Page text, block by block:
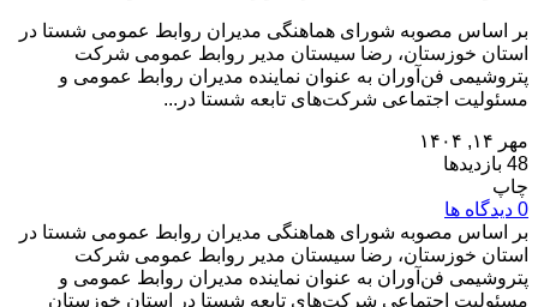
بر اساس مصوبه شورای هماهنگی مدیران روابط عمومی شستا در
استان خوزستان، رضا سیستان مدیر روابط عمومی شرکت
پتروشیمی فن‌آوران به عنوان نماینده مدیران روابط عمومی و
مسئولیت اجتماعی شرکت‌های تابعه شستا در...
مهر ۱۴, ۱۴۰۴
48 بازدیدها
چاپ
0 دیدگاه ها
بر اساس مصوبه شورای هماهنگی مدیران روابط عمومی شستا در
استان خوزستان، رضا سیستان مدیر روابط عمومی شرکت
پتروشیمی فن‌آوران به عنوان نماینده مدیران روابط عمومی و
مسئولیت اجتماعی شرکت‌های تابعه شستا در استان خوزستان